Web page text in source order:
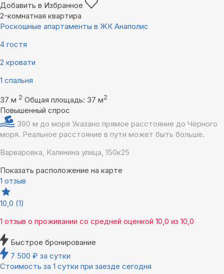
Добавить в Избранное
2-комнатная квартира
Роскошные апартаменты в ЖК Анаполис
4 гостя
2 кровати
1 спальня
37 м 2 Общая площадь: 37 м2
Повышенный спрос
390 м до моря Указано прямое расстояние до Чёрного
моря. Реальное расстояние в пути может быть больше.
Варваровка, Калинина улица, 150к25
Показать расположение на карте
1 отзыв
10,0 (1)
1 отзыв о проживании со средней оценкой 10,0 из 10,0
Быстрое бронирование
7 500 ₽ за сутки
Стоимость за 1 сутки при заезде сегодня